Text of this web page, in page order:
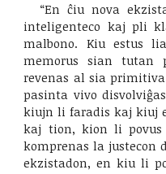
“En ĉiu nova
inteligenteco kaj pli
malbono. Kiu estus
memorus sian tutan
revenas al sia
pasinta vivo
kiujn li faradis kaj kiuj
kaj tion, kion li
komprenas la justecon
ekzistadon, en kiu li